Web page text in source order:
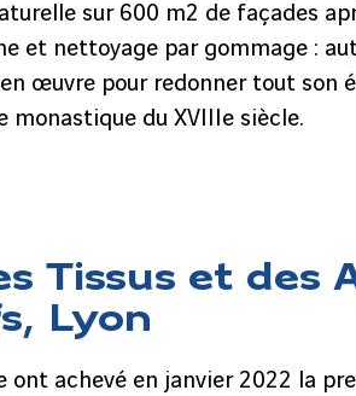
sur 600 m2 de façades
et nettoyage par gommage :
œuvre pour redonner tout son
monastique du XVIIIe siècle.
Tissus et des
Lyon
ont achevé en janvier 2022 la